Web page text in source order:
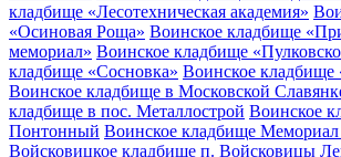
кладбище «Лесотехническая академия»
«Осиновая Роща» Воинское кладбище
мемориал» Воинское кладбище
кладбище «Сосновка» Воинское кладбище
Воинское кладбище в Московской
кладбище в пос. Металлострой Воинское
Понтонный Воинское кладбище
Войсковицкое кладбище п. Войсковицы